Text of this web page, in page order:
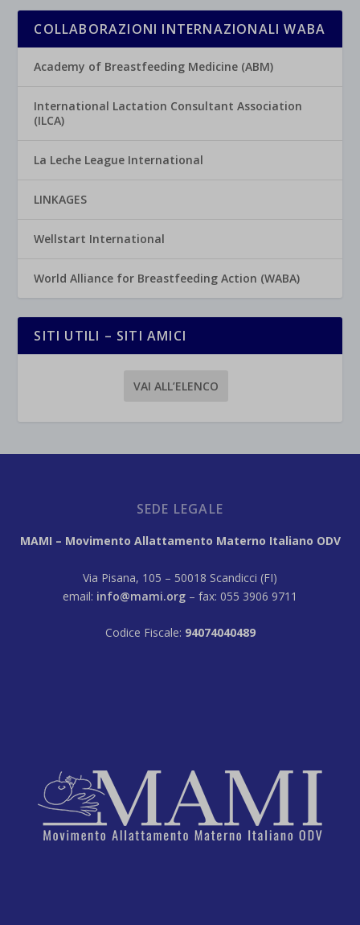
COLLABORAZIONI INTERNAZIONALI WABA
Academy of Breastfeeding Medicine (ABM)
International Lactation Consultant Association
(ILCA)
La Leche League International
LINKAGES
Wellstart International
World Alliance for Breastfeeding Action (WABA)
SITI UTILI – SITI AMICI
VAI ALL’ELENCO
SEDE LEGALE
MAMI – Movimento Allattamento Materno Italiano ODV
Via Pisana, 105 – 50018 Scandicci (FI)
email: info@mami.org – fax: 055 3906 9711
Codice Fiscale: 94074040489